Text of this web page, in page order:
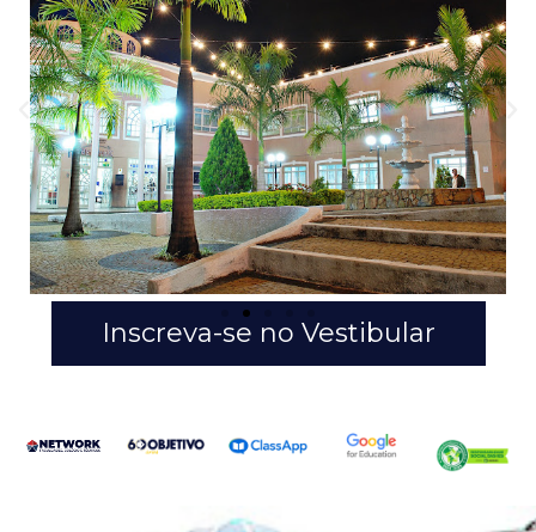
Inscreva-se no Vestibular